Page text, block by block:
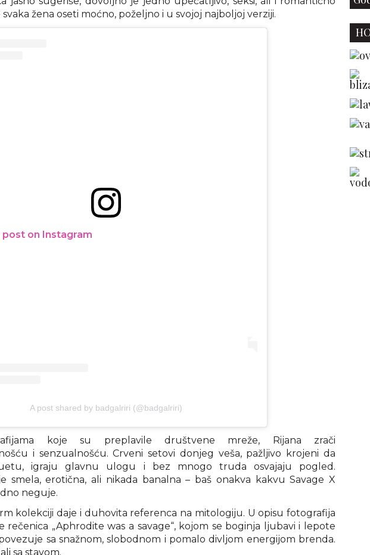
žena oseti moćno, poželjno i u svojoj najboljoj verziji.
on Instagram
A post shared by badgalriri (@badgalriri)
koje su preplavile društvene mreže, Rijana zrači
i senzualnošću. Crveni setovi donjeg veša, pažljivo krojeni da
igraju glavnu ulogu i bez mnogo truda osvajaju pogled.
smela, erotična, ali nikada banalna – baš onakva kakvu Savage X
neguje.
kolekciji daje i duhovita referenca na mitologiju. U opisu fotografija
rečenica „Aphrodite was a savage“, kojom se boginja ljubavi i lepote
sa snažnom, slobodnom i pomalo divljom energijom brenda.
sa stavom.